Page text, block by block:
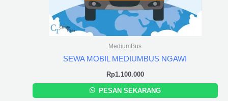
MediumBus
SEWA MOBIL MEDIUMBUS NGAWI
Rp1.100.000
PESAN SEKARANG